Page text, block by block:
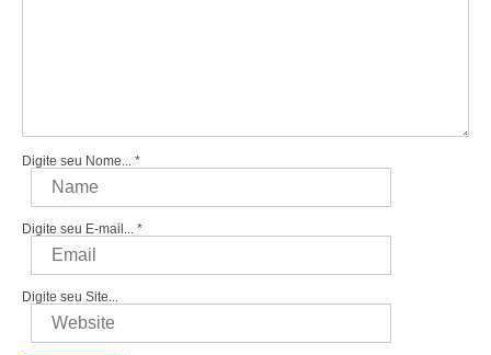
Digite seu Nome... *
Digite seu E-mail... *
Digite seu Site...